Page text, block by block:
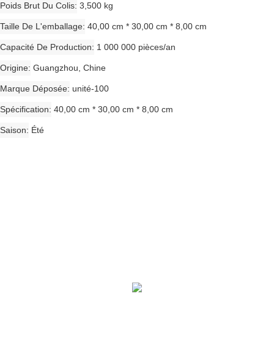
Poids Brut Du Colis 3,500 kg
Taille De L'emballage 40,00 cm * 30,00 cm * 8,00 cm
Capacité De Production 1 000 000 pièces/an
Origine Guangzhou, Chine
Marque Déposée unité-100
Spécification 40,00 cm * 30,00 cm * 8,00 cm
Saison Été